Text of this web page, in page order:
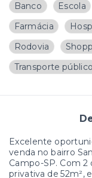
Banco Escola
Farmácia
Rodovia
Transporte público
Excelente
venda no bairro
Campo-SP. Com 2
privativa de 52m²,